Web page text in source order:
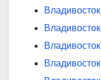
Владивосток
Владивосток
Владивосток
Владивосток